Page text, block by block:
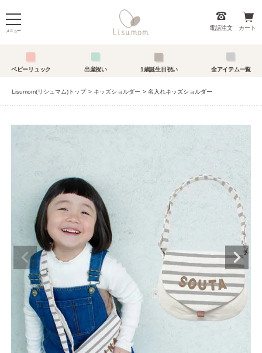
メニュー 電話注文 カート
ベビーリュック 出産祝い 1歳誕生日祝い 全アイテム一覧
Lisumom(リシュマム)トップ キッズショルダー 名入れキッズショルダー